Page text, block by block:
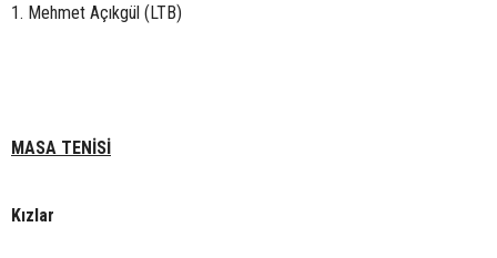
1. Mehmet Açıkgül (LTB)
MASA TENİSİ
Kızlar